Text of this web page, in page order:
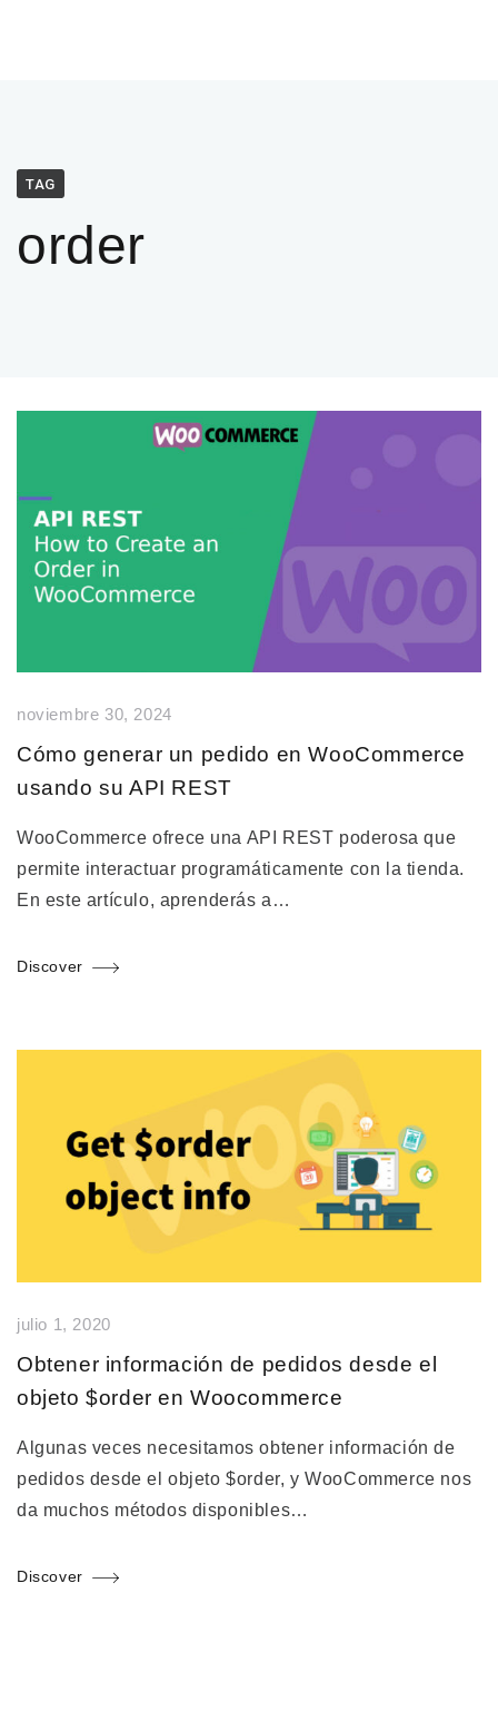
TAG
order
noviembre 30, 2024
Cómo generar un pedido en WooCommerce
usando su API REST
WooCommerce ofrece una API REST poderosa que
permite interactuar programáticamente con la tienda.
En este artículo, aprenderás a…
Discover
julio 1, 2020
Obtener información de pedidos desde el
objeto $order en Woocommerce
Algunas veces necesitamos obtener información de
pedidos desde el objeto $order, y WooCommerce nos
da muchos métodos disponibles…
Discover